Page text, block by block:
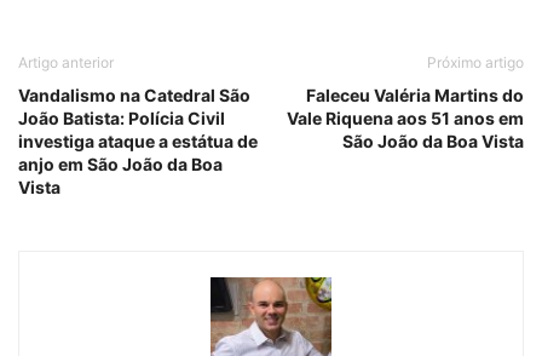
Artigo anterior
Vandalismo na Catedral São
João Batista: Polícia Civil
investiga ataque a estátua de
anjo em São João da Boa
Vista
Próximo artigo
Faleceu Valéria Martins do
Vale Riquena aos 51 anos em
São João da Boa Vista